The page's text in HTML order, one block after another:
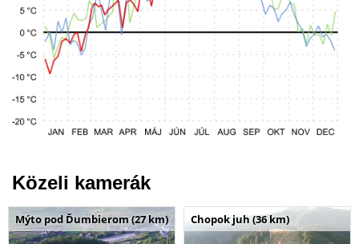
Közeli kamerák
Mýto pod Ďumbierom (27 km) Chopok juh (36 km)